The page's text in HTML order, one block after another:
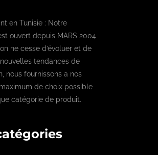
en Tunisie : Notre
ouvert depuis MARS 2004
ne cesse d’évoluer et de
tendances de
nous fournissons a nos
de choix possible
catégorie de produit.